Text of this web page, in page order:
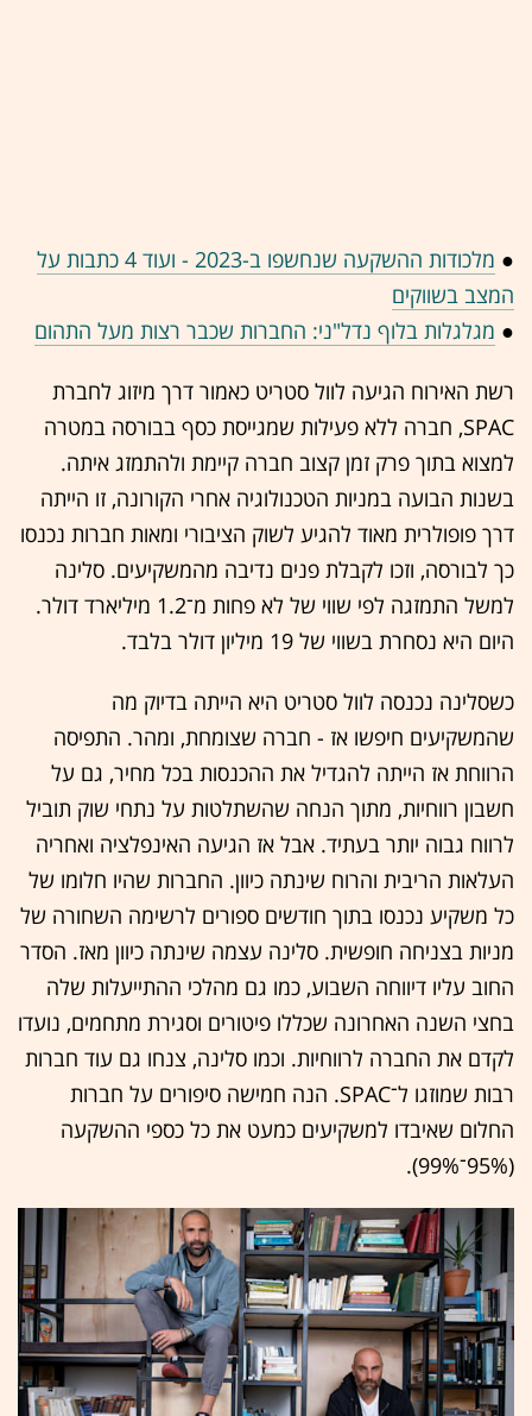
●
מלכודות ההשקעה שנחשפו ב-2023 - ועוד 4 כתבות על
המצב בשווקים
● מגלגלות בלוף נדל"ני: החברות שכבר רצות מעל התהום
רשת האירוח הגיעה לוול סטריט כאמור דרך מיזוג לחברת
SPAC, חברה ללא פעילות שמגייסת כסף בבורסה במטרה
למצוא בתוך פרק זמן קצוב חברה קיימת ולהתמזג איתה.
בשנות הבועה במניות הטכנולוגיה אחרי הקורונה, זו הייתה
דרך פופולרית מאוד להגיע לשוק הציבורי ומאות חברות נכנסו
כך לבורסה, וזכו לקבלת פנים נדיבה מהמשקיעים. סלינה
למשל התמזגה לפי שווי של לא פחות מ־1.2 מיליארד דולר.
היום היא נסחרת בשווי של 19 מיליון דולר בלבד.
כשסלינה נכנסה לוול סטריט היא הייתה בדיוק מה
שהמשקיעים חיפשו אז - חברה שצומחת, ומהר. התפיסה
הרווחת אז הייתה להגדיל את ההכנסות בכל מחיר, גם על
חשבון רווחיות, מתוך הנחה שהשתלטות על נתחי שוק תוביל
לרווח גבוה יותר בעתיד. אבל אז הגיעה האינפלציה ואחריה
העלאות הריבית והרוח שינתה כיוון. החברות שהיו חלומו של
כל משקיע נכנסו בתוך חודשים ספורים לרשימה השחורה של
מניות בצניחה חופשית. סלינה עצמה שינתה כיוון מאז. הסדר
החוב עליו דיווחה השבוע, כמו גם מהלכי ההתייעלות שלה
בחצי השנה האחרונה שכללו פיטורים וסגירת מתחמים, נועדו
לקדם את החברה לרווחיות. וכמו סלינה, צנחו גם עוד חברות
רבות שמוזגו ל־SPAC. הנה חמישה סיפורים על חברות
החלום שאיבדו למשקיעים כמעט את כל כספי ההשקעה
(95%־99%).